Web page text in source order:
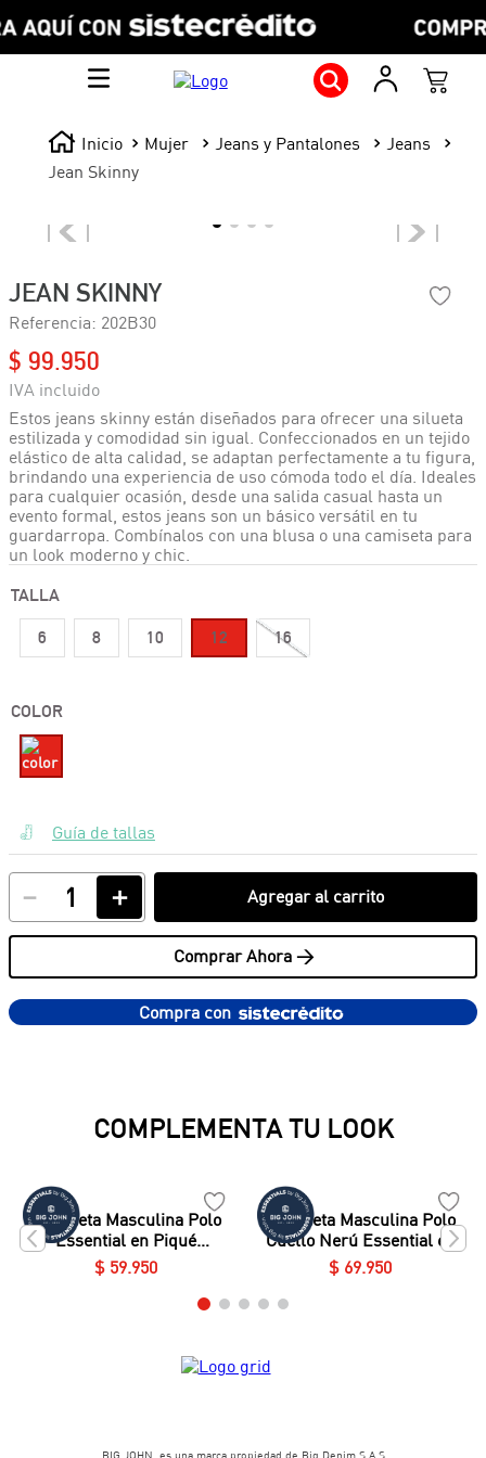
Mujer Jeans y Pantalones
Jeans
Jean Skinny
JEAN SKINNY
Referencia: 202B30
$ 99 950
Estos jeans skinny están diseñados para ofrecer una silueta
estilizada y comodidad sin igual. Confeccionados en un tejido
elástico de alta calidad, se adaptan perfectamente a tu figura,
brindando una experiencia de uso cómoda todo el día. Ideales
para cualquier ocasión, desde una salida casual hasta un
evento formal, estos jeans son un básico versátil en tu
guardarropa. Combínalos con una blusa o una camiseta para
un look moderno y chic.
TALLA
6 8 10 12 16
COLOR
Guía de tallas
＋
－ Agregar al carrito
Comprar Ahora >
Compra con
COMPLEMENTA TU LOOK